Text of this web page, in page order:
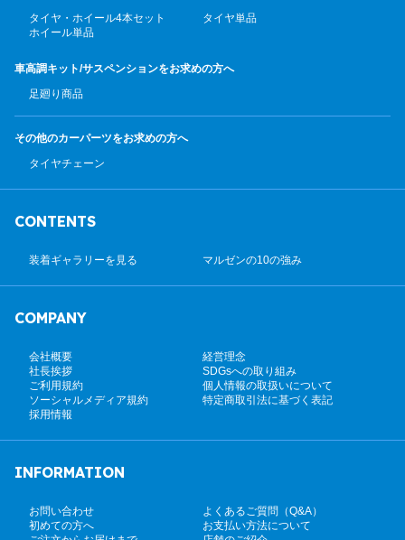
タイヤ・ホイール4本セット
タイヤ単品
ホイール単品
車高調キット/サスペンションをお求めの方へ
足廻り商品
その他のカーパーツをお求めの方へ
タイヤチェーン
CONTENTS
装着ギャラリーを見る マルゼンの10の強み
COMPANY
会社概要
経営理念
社長挨拶
SDGsへの取り組み
ご利用規約
個人情報の取扱いについて
ソーシャルメディア規約
特定商取引法に基づく表記
採用情報
INFORMATION
お問い合わせ
よくあるご質問（Q&A）
初めての方へ
お支払い方法について